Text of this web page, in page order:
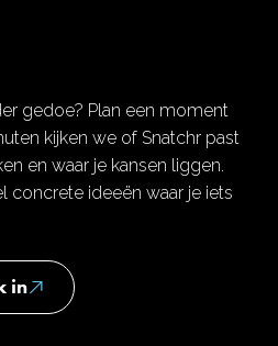
gedoe? Plan een moment
kijken we of Snatchr past
en waar je kansen liggen.
concrete ideeën waar je iets
in